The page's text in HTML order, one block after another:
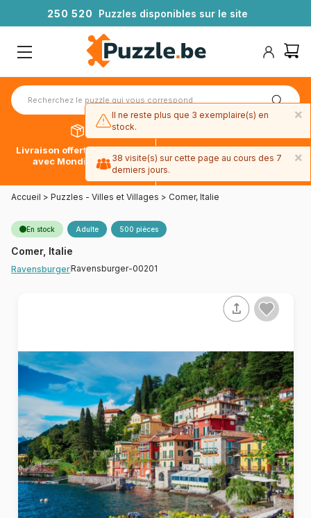
250 520 Puzzles disponibles sur le site
Livraison offerte dès 39€*
avec Mondial Relay
Paiement en 4x sans frais
avec Paypal
Accueil > Puzzles - Villes et Villages > Comer, Italie
En stock Adulte 500 pièces
Comer, Italie
RavensburgerRavensburger-00201
×
Il ne reste plus que 3 exemplaire(s) en
stock.
×
38 visite(s) sur cette page au cours des 7
derniers jours.